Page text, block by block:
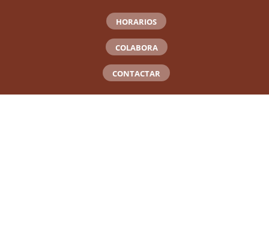
HORARIOS
COLABORA
CONTACTAR